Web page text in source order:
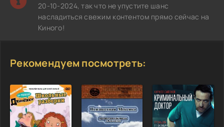
20-10-2024, так что не упустите шанс
насладиться свежим контентом прямо сейчас на
Киного!
Рекомендуем посмотреть: